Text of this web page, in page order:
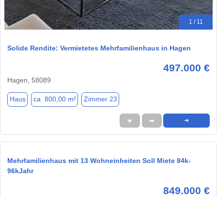
1 / 11
Solide Rendite: Vermietetes Mehrfamilienhaus in Hagen
497.000 €
Hagen, 58089
Haus ca. 800,00 m² Zimmer 23
★ ➦ ➜
Mehrfamilienhaus mit 13 Wohneinheiten Soll Miete 84k-
96kJahr
849.000 €